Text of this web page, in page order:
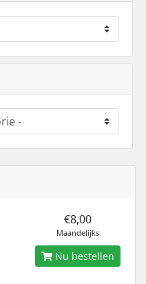
€8,00
Maandelijks
Nu bestellen